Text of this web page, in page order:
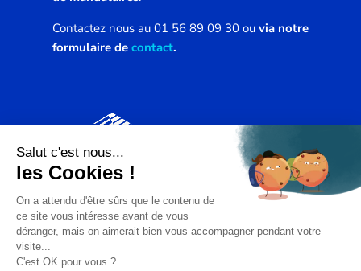
formulaire decontact.